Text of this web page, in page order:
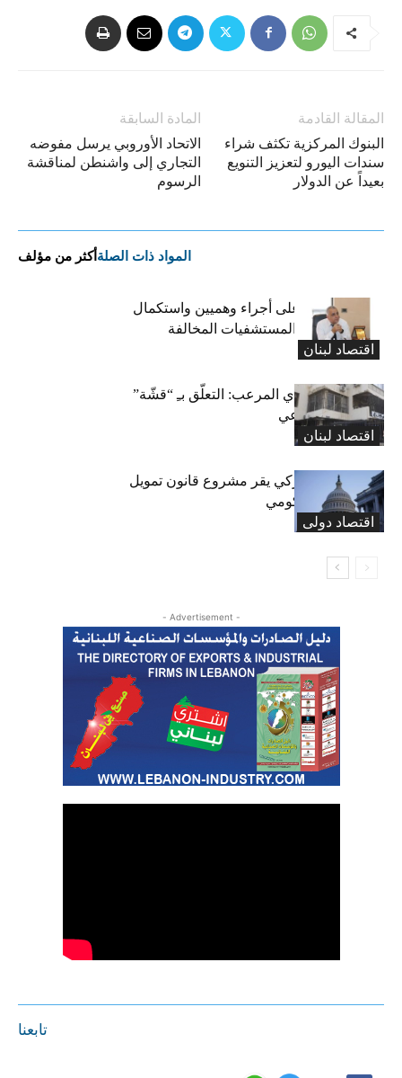
المادة السابقة
الاتحاد الأوروبي يرسل مفوضه
التجاري إلى واشنطن لمناقشة
الرسوم
المقالة القادمة
البنوك المركزية تكثف شراء
سندات اليورو لتعزيز التنويع
بعيداً عن الدولار
المواد ذات الصلة أكثر من مؤلف
اقتصاد لبنان
كركي: الادّعاء على أجراء وهميين واستكمال
الإجراءات بحق المستشفيات المخالفة
اقتصاد لبنان
المعاش التقاعدي المرعب: التعلّق بـِ “قشّة”
الضمان الاجتماعي
اقتصاد دولی
«الشيوخ» الأميركي يقر مشروع قانون تمويل
لتجنب إغلاق حكومي
- Advertisement -
تابعنا